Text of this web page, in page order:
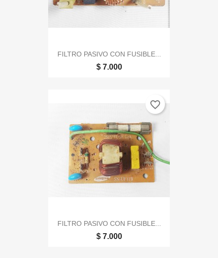
FILTRO PASIVO CON FUSIBLE...
$ 7.000
FILTRO PASIVO CON FUSIBLE...
$ 7.000
favorite_border